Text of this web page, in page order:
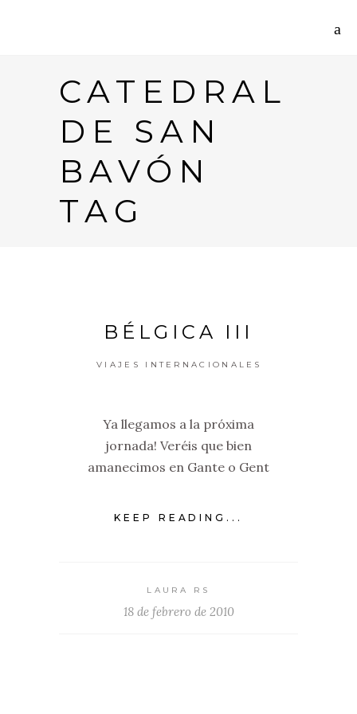
CATEDRAL
DE SAN
BAVÓN
TAG
BÉLGICA III
VIAJES INTERNACIONALES
Ya llegamos a la próxima
jornada! Veréis que bien
amanecimos en Gante o Gent
KEEP READING...
LAURA RS
18 de febrero de 2010